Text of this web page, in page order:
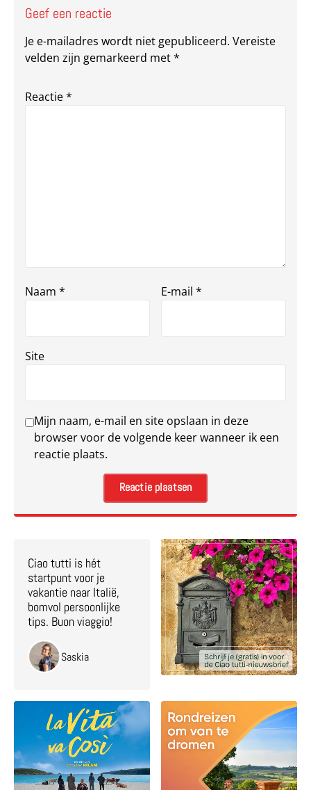
Geef een reactie
Je e-mailadres wordt niet gepubliceerd. Vereiste
velden zijn gemarkeerd met*
Reactie*
Naam * E-mail *
Site
Mijn naam, e-mail en site opslaan in deze
browser voor de volgende keer wanneer ik een
reactie plaats.
Ciao tutti is hét
startpunt voor je
vakantie naar Italië,
bomvol persoonlijke
tips. Buon viaggio!
Saskia